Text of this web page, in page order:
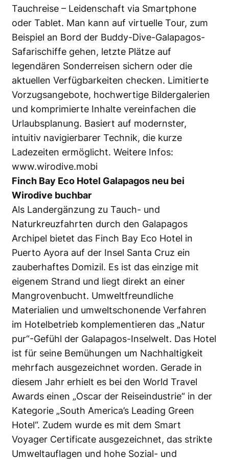
Tauchreise – Leidenschaft via Smartphone
oder Tablet. Man kann auf virtuelle Tour, zum
Beispiel an Bord der Buddy-Dive-Galapagos-
Safarischiffe gehen, letzte Plätze auf
legendären Sonderreisen sichern oder die
aktuellen Verfügbarkeiten checken. Limitierte
Vorzugsangebote, hochwertige Bildergalerien
und komprimierte Inhalte vereinfachen die
Urlaubsplanung. Basiert auf modernster,
intuitiv navigierbarer Technik, die kurze
Ladezeiten ermöglicht. Weitere Infos:
www.wirodive.mobi
Finch Bay Eco Hotel Galapagos neu bei
Wirodive buchbar
Als Landergänzung zu Tauch- und
Naturkreuzfahrten durch den Galapagos
Archipel bietet das Finch Bay Eco Hotel in
Puerto Ayora auf der Insel Santa Cruz ein
zauberhaftes Domizil. Es ist das einzige mit
eigenem Strand und liegt direkt an einer
Mangrovenbucht. Umweltfreundliche
Materialien und umweltschonende Verfahren
im Hotelbetrieb komplementieren das „Natur
pur“-Gefühl der Galapagos-Inselwelt. Das Hotel
ist für seine Bemühungen um Nachhaltigkeit
mehrfach ausgezeichnet worden. Gerade in
diesem Jahr erhielt es bei den World Travel
Awards einen „Oscar der Reiseindustrie“ in der
Kategorie „South America’s Leading Green
Hotel“. Zudem wurde es mit dem Smart
Voyager Certificate ausgezeichnet, das strikte
Umweltauflagen und hohe Sozial- und